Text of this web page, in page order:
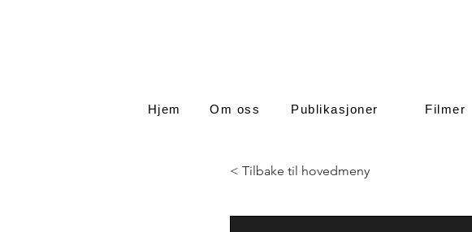
Hjem Om oss Publikasjoner Filmer
< Tilbake til hovedmeny